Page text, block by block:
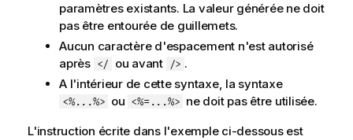
paramètres existants. La valeur générée ne doit
pas être entourée de guillemets.
Aucun caractère d'espacement n'est autorisé
après </ ou avant /> .
A l'intérieur de cette syntaxe, la syntaxe
<%...%> ou <%=...%> ne doit pas être utilisée.
L'instruction écrite dans l'exemple ci-dessous est